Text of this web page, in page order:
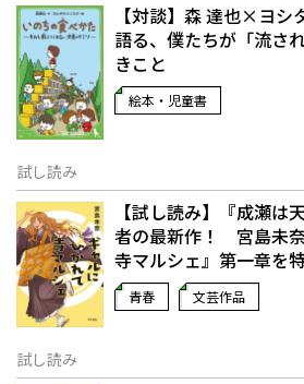
【対談】森 達也×ヨシ
語る、僕たちが「流さ
きこと
絵本・児童書
試し読み
【試し読み】『成瀬は
者の最新作！ 宮島未
寺マルシェ』第一章を
青春 文芸作品
試し読み